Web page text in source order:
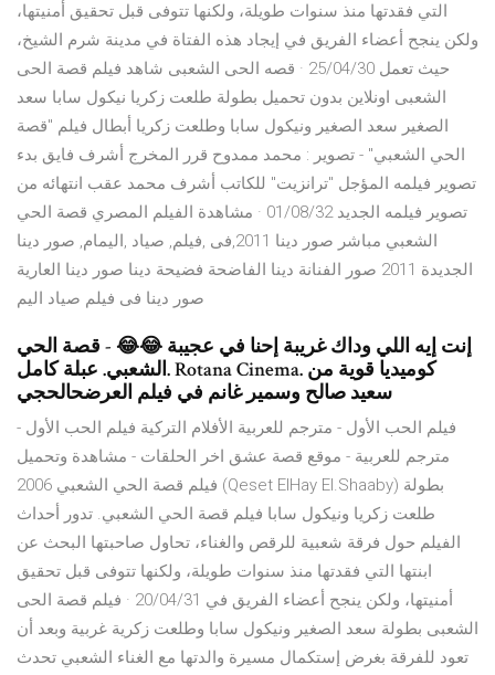
التي فقدتها منذ سنوات طويلة، ولكنها تتوفى قبل تحقيق أمنيتها،
ولكن ينجح أعضاء الفريق في إيجاد هذه الفتاة في مدينة شرم الشيخ،
حيث تعمل 25/04/30 · قصه الحى الشعبى شاهد فيلم قصة الحى
الشعبى اونلاين بدون تحميل بطولة طلعت زكريا نيكول سابا سعد
الصغير سعد الصغير ونيكول سابا وطلعت زكريا أبطال فيلم "قصة
الحي الشعبي" - تصوير : محمد ممدوح قرر المخرج أشرف فايق بدء
تصوير فيلمه المؤجل "ترانزيت" للكاتب أشرف محمد عقب انتهائه من
تصوير فيلمه الجديد 01/08/32 · مشاهدة الفيلم المصري قصة الحي
الشعبي مباشر صور دينا 2011,فى ,فيلم, صياد ,اليمام, صور دينا
الجديدة 2011 صور الفنانة دينا الفاضحة فضيحة دينا صور دينا العارية
صور دينا فى فيلم صياد اليم
إنت إيه اللي وداك غريبة إحنا في عجيبة 😂😂 - قصة الحي
الشعبي. عبلة كامل. Rotana Cinema. كوميديا قوية من
سعيد صالح وسمير غانم في فيلم العرضحالحجي
فيلم الحب الأول - مترجم للعربية الأفلام التركية فيلم الحب الأول -
مترجم للعربية - موقع قصة عشق اخر الحلقات - مشاهدة وتحميل
فيلم قصة الحي الشعبي 2006 (Qeset ElHay El.Shaaby) بطولة
طلعت زكريا ونيكول سابا فيلم قصة الحي الشعبي. تدور أحداث
الفيلم حول فرقة شعبية للرقص والغناء، تحاول صاحبتها البحث عن
ابنتها التي فقدتها منذ سنوات طويلة، ولكنها تتوفى قبل تحقيق
أمنيتها، ولكن ينجح أعضاء الفريق في 20/04/31 · فيلم قصة الحى
الشعبى بطولة سعد الصغير ونيكول سابا وطلعت زكرية غربية وبعد أن
تعود للفرقة بغرض إستكمال مسيرة والدتها مع الغناء الشعبي تحدث